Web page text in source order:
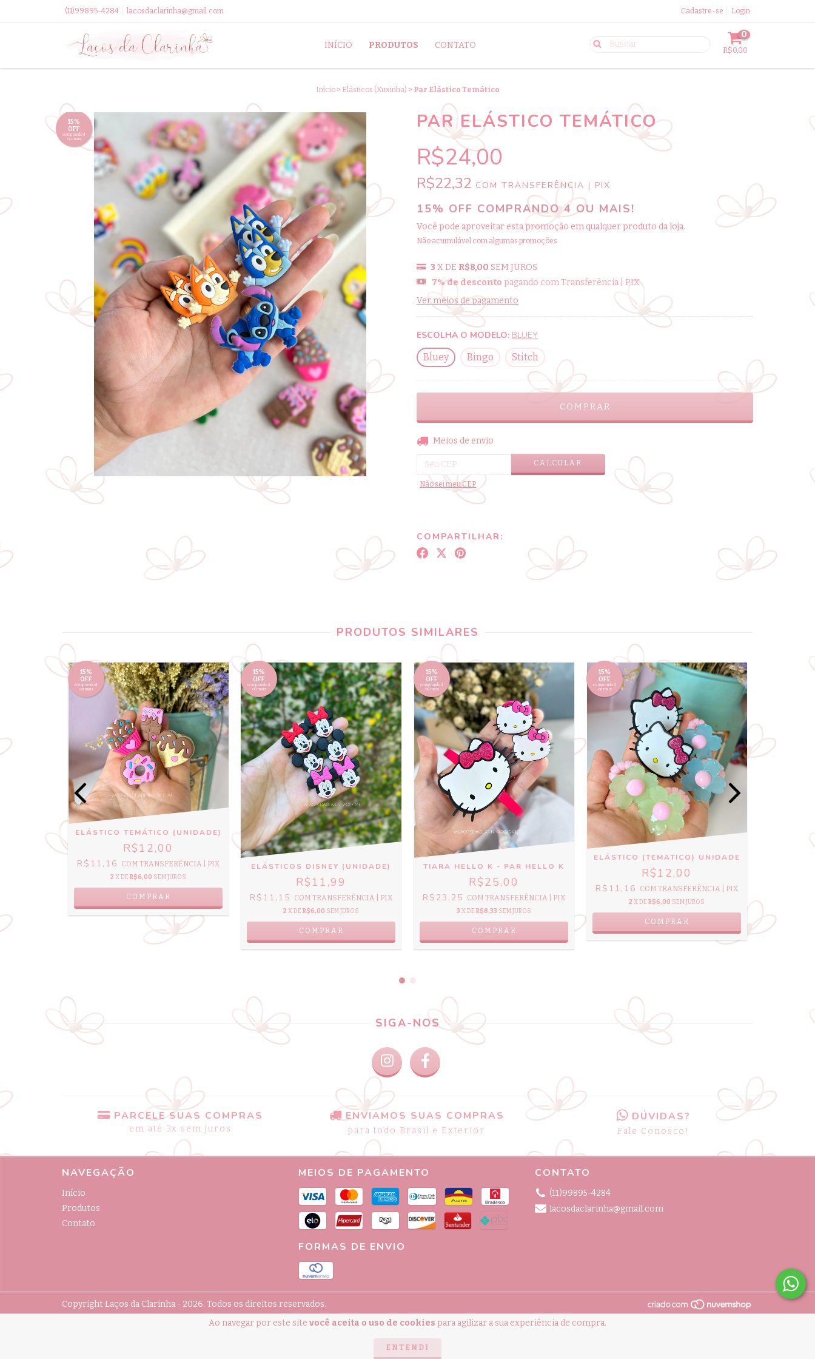
Ao navegar por este site você aceita o uso de cookies para agilizar a sua experiência de compra.
ENTENDI
(11)99895-4284 lacosdaclarinha@gmail.com Cadastre-se Login
INÍCIO PRODUTOS CONTATO
0
R$0,00
Início > Elásticos (Xuxinha) > Par Elástico Temático
15%
OFF
comprando 4
ou mais
PAR ELÁSTICO TEMÁTICO
R$24,00
R$22,32 COM TRANSFERÊNCIA | PIX
15% OFF COMPRANDO 4 OU MAIS!
Você pode aproveitar esta promoção em qualquer produto da loja.
Não acumulável com algumas promoções
3 X DE R$8,00 SEM JUROS
7% de desconto pagando com Transferência | PIX
Ver meios de pagamento
ESCOLHA O MODELO: BLUEY
Bluey
Bingo Stitch
Entregas para o CEP:
Meios de envio
CALCULAR
Não sei meu CEP
COMPARTILHAR:
PRODUTOS SIMILARES
15%
OFF
comprando 4
ou mais
ELÁSTICO TEMÁTICO (UNIDADE)
R$12,00
R$11,16 COM TRANSFERÊNCIA | PIX
2 X DE R$6,00 SEM JUROS
COMPRAR
15%
OFF
comprando 4
ou mais
ELÁSTICOS DISNEY (UNIDADE)
R$11,99
R$11,15 COM TRANSFERÊNCIA | PIX
2 X DE R$6,00 SEM JUROS
COMPRAR
15%
OFF
comprando 4
ou mais
TIARA HELLO K - PAR HELLO K
R$25,00
R$23,25 COM TRANSFERÊNCIA | PIX
3 X DE R$8,33 SEM JUROS
COMPRAR
15%
OFF
comprando 4
ou mais
ELÁSTICO (TEMATICO) UNIDADE
R$12,00
R$11,16 COM TRANSFERÊNCIA | PIX
2 X DE R$6,00 SEM JUROS
COMPRAR
SIGA-NOS
PARCELE SUAS COMPRAS
em até 3x sem juros
ENVIAMOS SUAS COMPRAS
para todo Brasil e Exterior
DÚVIDAS?
Fale Conosco!
NAVEGAÇÃO
Início
Produtos
Contato
MEIOS DE PAGAMENTO
FORMAS DE ENVIO
CONTATO
(11)99895-4284
lacosdaclarinha@gmail.com
Copyright Laços da Clarinha - 2026. Todos os direitos reservados.